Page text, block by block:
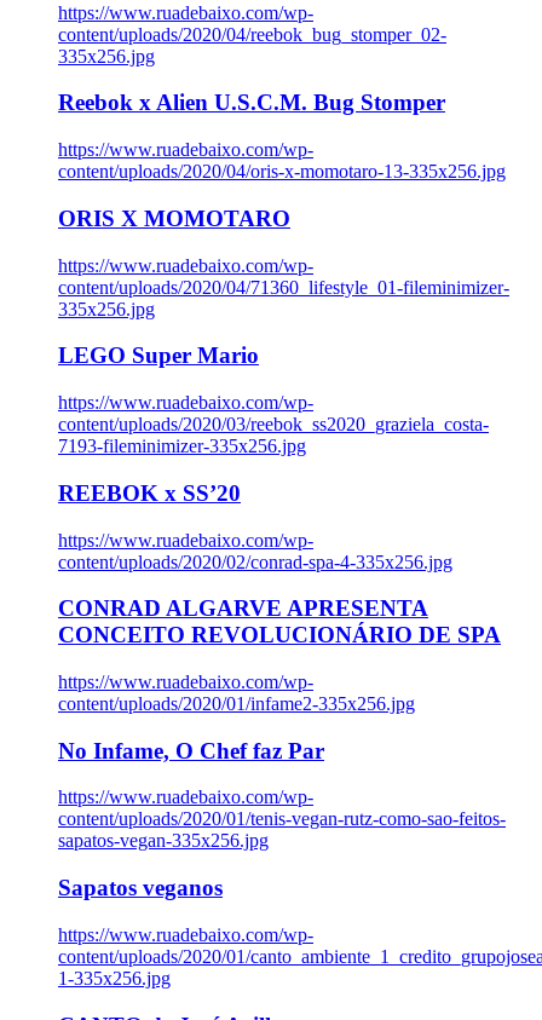
https://www.ruadebaixo.com/wp-
content/uploads/2020/04/reebok_bug_stomper_02-
335x256.jpg
Reebok x Alien U.S.C.M. Bug Stomper
https://www.ruadebaixo.com/wp-
content/uploads/2020/04/oris-x-momotaro-13-335x256.jpg
ORIS X MOMOTARO
https://www.ruadebaixo.com/wp-
content/uploads/2020/04/71360_lifestyle_01-fileminimizer-
335x256.jpg
LEGO Super Mario
https://www.ruadebaixo.com/wp-
content/uploads/2020/03/reebok_ss2020_graziela_costa-
7193-fileminimizer-335x256.jpg
REEBOK x SS’20
https://www.ruadebaixo.com/wp-
content/uploads/2020/02/conrad-spa-4-335x256.jpg
CONRAD ALGARVE APRESENTA
CONCEITO REVOLUCIONÁRIO DE SPA
https://www.ruadebaixo.com/wp-
content/uploads/2020/01/infame2-335x256.jpg
No Infame, O Chef faz Par
https://www.ruadebaixo.com/wp-
content/uploads/2020/01/tenis-vegan-rutz-como-sao-feitos-
sapatos-vegan-335x256.jpg
Sapatos veganos
https://www.ruadebaixo.com/wp-
content/uploads/2020/01/
1-335x256.jpg